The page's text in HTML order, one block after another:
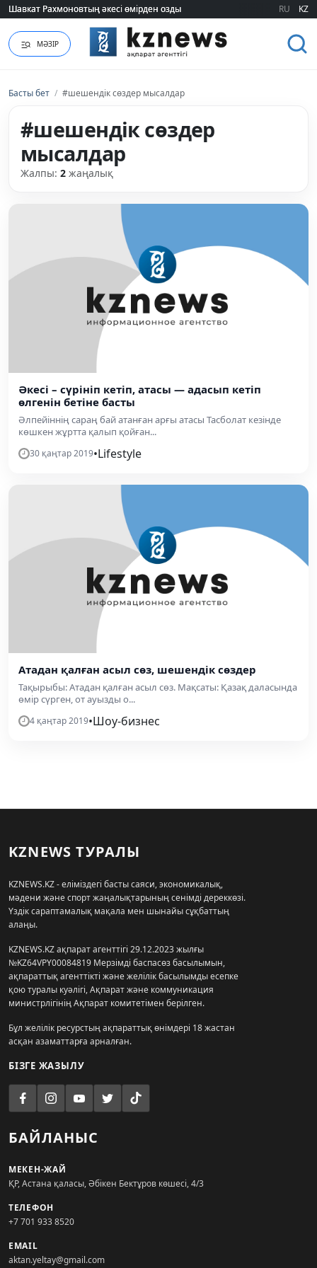
Шавкат Рахмоновтың әкесі өмірден озды
Шавкат Рахмоновтың әкесі өмірден озды RU KZ
МӘЗІР
Басты бет / #шешендік сөздер мысалдар
#шешендік сөздер
мысалдар
Жалпы: 2 жаңалық
Әкесі – сүрініп кетіп, атасы — адасып кетіп
өлгенін бетіне басты
Әлпейіннің сараң бай атанған арғы атасы Тасболат кезінде
көшкен жұртта қалып қойған...
30 қаңтар 2019•Lifestyle
Атадан қалған асыл сөз, шешендік сөздер
Тақырыбы: Атадан қалған асыл сөз. Мақсаты: Қазақ даласында
өмір сүрген, от ауызды о...
4 қаңтар 2019•Шоу-бизнес
KZNEWS ТУРАЛЫ
KZNEWS.KZ - еліміздегі басты саяси, экономикалық,
мәдени және спорт жаңалықтарының сенімді дереккөзі.
Үздік сараптамалық мақала мен шынайы сұқбаттың
алаңы.
KZNEWS.KZ ақпарат агенттігі 29.12.2023 жылғы
№KZ64VPY00084819 Мерзімді баспасөз басылымын,
ақпараттық агенттікті және желілік басылымды есепке
қою туралы куәлігі, Ақпарат және коммуникация
министрлігінің Ақпарат комитетімен берілген.
Бұл желілік ресурстың ақпараттық өнімдері 18 жастан
асқан азаматтарға арналған.
БІЗГЕ ЖАЗЫЛУ
БАЙЛАНЫС
МЕКЕН-ЖАЙ
ҚР, Астана қаласы, Әбікен Бектұров көшесі, 4/3
ТЕЛЕФОН
+7 701 933 8520
EMAIL
aktan.yeltay@gmail.com